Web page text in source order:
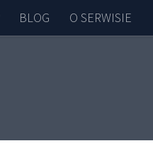
BLOG O SERWISIE